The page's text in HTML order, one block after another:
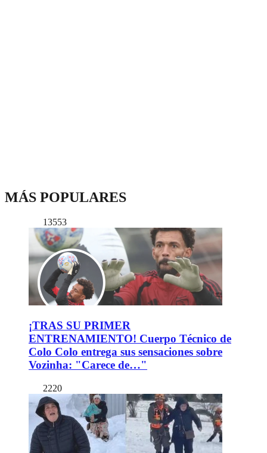
MÁS POPULARES
13553
¡TRAS SU PRIMER
ENTRENAMIENTO! Cuerpo Técnico de
Colo Colo entrega sus sensaciones sobre
Vozinha: "Carece de…"
2220